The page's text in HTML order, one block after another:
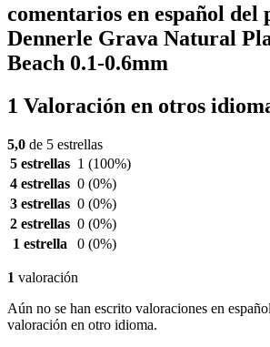
comentarios en español del
Dennerle Grava Natural
Beach 0.1-0.6mm
1 Valoración en otros
5,0 de 5 estrellas
5 estrellas 1 (100%)
4 estrellas 0 (0%)
3 estrellas 0 (0%)
2 estrellas 0 (0%)
1 estrella
0 (0%)
1 valoración
Aún no se han escrito valoraciones en
valoración en otro idioma.